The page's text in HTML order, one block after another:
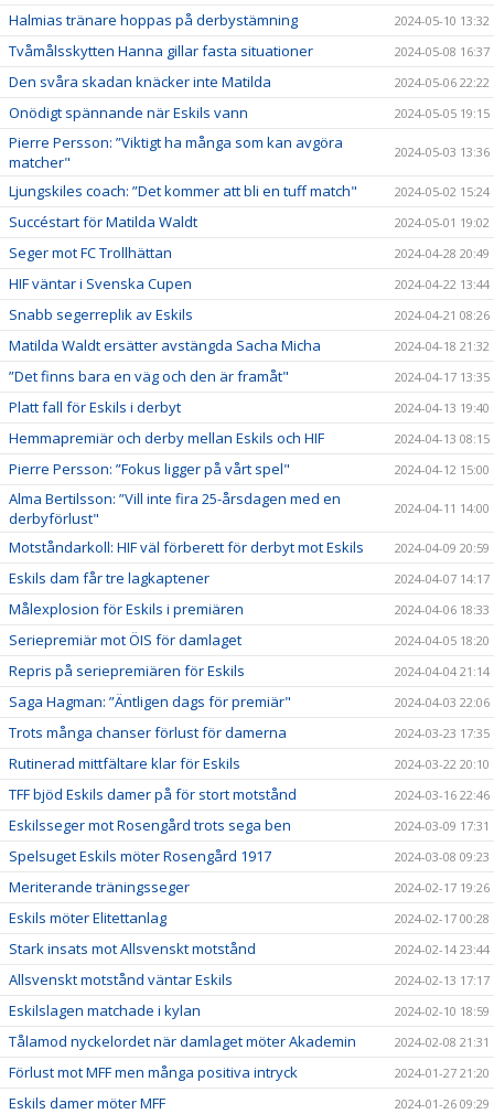
Halmias tränare hoppas på derbystämning 2024-05-10 13:32
Tvåmålsskytten Hanna gillar fasta situationer 2024-05-08 16:37
Den svåra skadan knäcker inte Matilda 2024-05-06 22:22
Onödigt spännande när Eskils vann 2024-05-05 19:15
Pierre Persson: ”Viktigt ha många som kan avgöra
matcher"
2024-05-03 13:36
Ljungskiles coach: ”Det kommer att bli en tuff match" 2024-05-02 15:24
Succéstart för Matilda Waldt 2024-05-01 19:02
Seger mot FC Trollhättan 2024-04-28 20:49
HIF väntar i Svenska Cupen 2024-04-22 13:44
Snabb segerreplik av Eskils 2024-04-21 08:26
Matilda Waldt ersätter avstängda Sacha Micha 2024-04-18 21:32
”Det finns bara en väg och den är framåt" 2024-04-17 13:35
Platt fall för Eskils i derbyt 2024-04-13 19:40
Hemmapremiär och derby mellan Eskils och HIF 2024-04-13 08:15
Pierre Persson: ”Fokus ligger på vårt spel" 2024-04-12 15:00
Alma Bertilsson: ”Vill inte fira 25-årsdagen med en
derbyförlust"
2024-04-11 14:00
Motståndarkoll: HIF väl förberett för derbyt mot Eskils 2024-04-09 20:59
Eskils dam får tre lagkaptener 2024-04-07 14:17
Målexplosion för Eskils i premiären 2024-04-06 18:33
Seriepremiär mot ÖIS för damlaget 2024-04-05 18:20
Repris på seriepremiären för Eskils 2024-04-04 21:14
Saga Hagman: ”Äntligen dags för premiär" 2024-04-03 22:06
Trots många chanser förlust för damerna 2024-03-23 17:35
Rutinerad mittfältare klar för Eskils 2024-03-22 20:10
TFF bjöd Eskils damer på för stort motstånd 2024-03-16 22:46
Eskilsseger mot Rosengård trots sega ben 2024-03-09 17:31
Spelsuget Eskils möter Rosengård 1917 2024-03-08 09:23
Meriterande träningsseger 2024-02-17 19:26
Eskils möter Elitettanlag 2024-02-17 00:28
Stark insats mot Allsvenskt motstånd 2024-02-14 23:44
Allsvenskt motstånd väntar Eskils 2024-02-13 17:17
Eskilslagen matchade i kylan 2024-02-10 18:59
Tålamod nyckelordet när damlaget möter Akademin 2024-02-08 21:31
Förlust mot MFF men många positiva intryck 2024-01-27 21:20
Eskils damer möter MFF 2024-01-26 09:29